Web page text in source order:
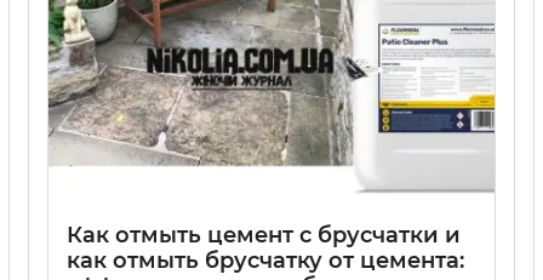
Как отмыть цемент с брусчатки и
как отмыть брусчатку от цемента: